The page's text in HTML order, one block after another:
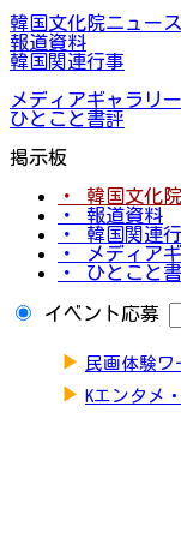
韓国文化院ニュース
報道資料
韓国関連行事
メディアギャラリー
ひとこと書評
掲示板
・ 韓国文化
・ 報道資料
・ 韓国関連
・ メディア
・ ひとこと
イベント応募
▶ 民画体験
▶ Kエンタメ